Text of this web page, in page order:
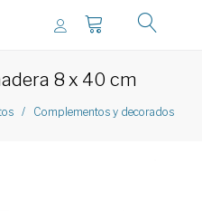
8 x 40 cm
/ Complementos y decorados